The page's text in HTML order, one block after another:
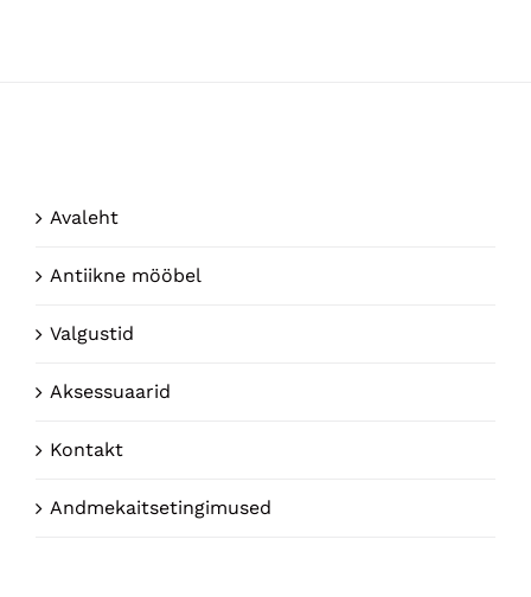
Avaleht
Antiikne mööbel
Valgustid
Aksessuaarid
Kontakt
Andmekaitsetingimused